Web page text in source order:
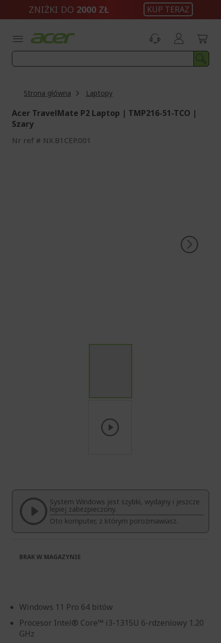
ZNIŻKI DO 2000 ZŁ KUP TERAZ
Strona główna Laptopy
Acer TravelMate P2 Laptop | TMP216-51-TCO |
Szary
Nr ref NX.B1CEP.001
galerii
System Windows jest szybki, wydajny i jeszcze
lepiej zabezpieczony.
Oto komputer, z którym porozmawiasz.
Windows 11 Pro 64 bitów
Procesor Intel® Core™ i3-1315U 6-rdzeniowy 1.20
GHz
BRAK W MAGAZYNIE